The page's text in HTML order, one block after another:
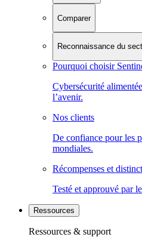
Comparer
Reconnaissance du
Pourquoi choisir
Cybersécurité
l’avenir.
Nos clients
De confiance pour les
mondiales.
Récompenses et
Testé et approuvé par
Ressources
Ressources & support